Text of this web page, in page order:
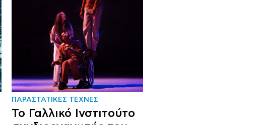
ΠΑΡΑΣΤΑΤΙΚΕΣ ΤΕΧΝΕΣ
Το Γαλλικό Ινστιτούτο